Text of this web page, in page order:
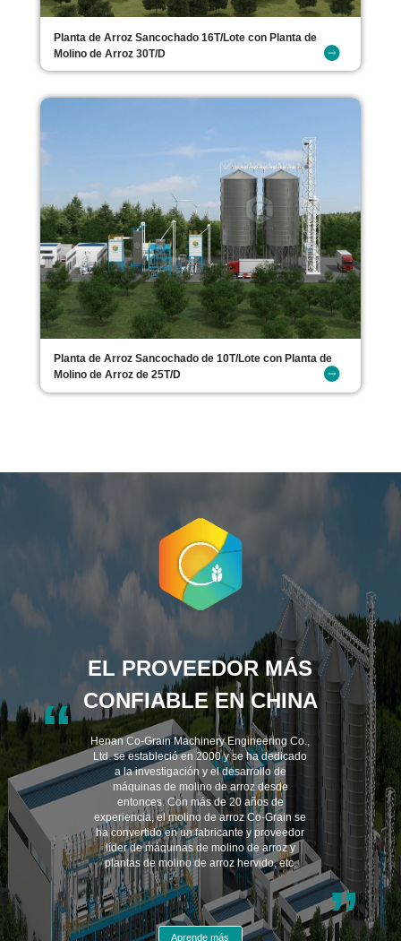
Planta de Arroz Sancochado 16T/Lote con Planta de
Molino de Arroz 30T/D
Planta de Arroz Sancochado de 10T/Lote con Planta de
Molino de Arroz de 25T/D
EL PROVEEDOR MÁS
CONFIABLE EN CHINA
“
Henan Co-Grain Machinery Engineering Co.,
Ltd. se estableció en 2000 y se ha dedicado
a la investigación y el desarrollo de
máquinas de molino de arroz desde
entonces. Con más de 20 años de
experiencia, el molino de arroz Co-Grain se
ha convertido en un fabricante y proveedor
líder de máquinas de molino de arroz y
plantas de molino de arroz hervido, etc.
”
Aprende más